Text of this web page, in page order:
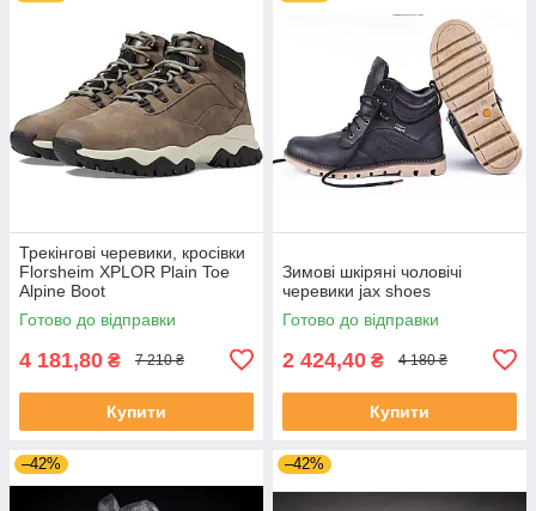
Трекінгові черевики, кросівки
Florsheim XPLOR Plain Toe
Alpine Boot
Готово до відправки
4 181,80 ₴ 7 210 ₴
Купити
Зимові шкіряні чоловічі
черевики jax shoes
Готово до відправки
2 424,40 ₴ 4 180 ₴
Купити
–42% –42%